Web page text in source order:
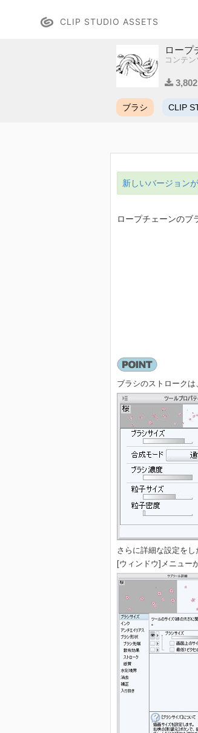
CLIP STUDIO ASSETS
ロープ
コンテン
3,802
ブラシ CLIP
新しいバージョン
ロープチェーンのブ
ブラシのストロークは
さらに詳細な設定をし
[ウィンドウ]メニュー